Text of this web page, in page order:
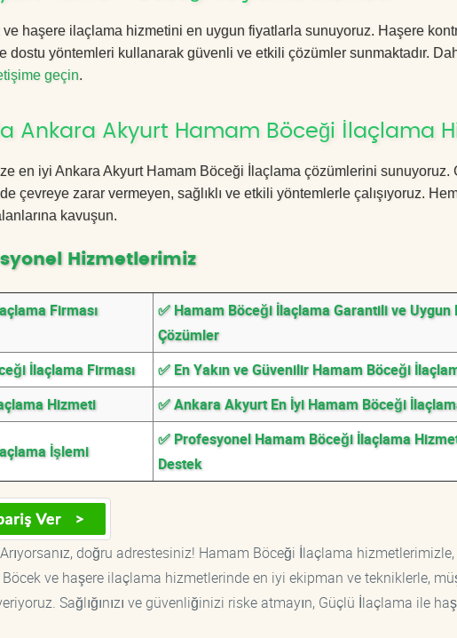
haşere ilaçlama hizmetini en uygun fiyatlarla sunuyoruz. Haşere
dostu yöntemleri kullanarak güvenli ve etkili çözümler sunmaktadır.
geçin.
Ankara Akyurt Hamam Böceği İlaçlama
en iyi Ankara Akyurt Hamam Böceği İlaçlama çözümlerini sunuyoruz.
çevreye zarar vermeyen, sağlıklı ve etkili yöntemlerle çalışıyoruz.
kavuşun.
Hizmetlerimiz
Firması
✅ Hamam Böceği İlaçlama Garantili ve Uygun
Çözümler
İlaçlama Firması
✅ En Yakın ve Güvenilir Hamam Böceği
Hizmeti
✅ Ankara Akyurt En İyi Hamam Böceği
İşlemi
✅ Profesyonel Hamam Böceği İlaçlama
Destek
doğru adrestesiniz! Hamam Böceği İlaçlama
ve haşere ilaçlama hizmetlerinde en iyi ekipman ve tekniklerle,
Sağlığınızı ve güvenliğinizi riske atmayın, Güçlü İlaçlama ile